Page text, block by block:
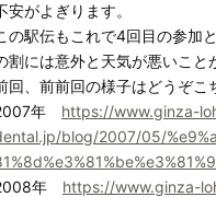
安がよぎります。
の駅伝もこれで4回目の参加
割には意外と天気が悪いこと
回、前前回の様子はどうぞこ
年 https://www.ginza-
blog/2007/05/
年 https://www.ginza-